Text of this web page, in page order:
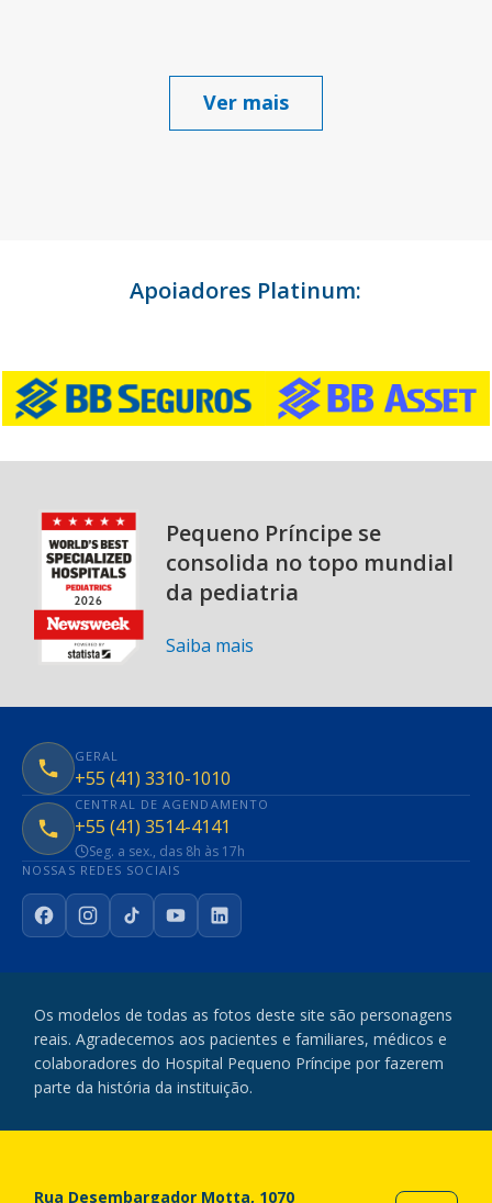
Ver mais
Apoiadores Platinum:
Pequeno Príncipe se
consolida no topo mundial
da pediatria
Saiba mais
GERAL
+55 (41) 3310-1010
CENTRAL DE AGENDAMENTO
+55 (41) 3514-4141
Seg. a sex., das 8h às 17h
NOSSAS REDES SOCIAIS
FacebookInstagram
TikTokYouTubeLinkedIn
Os modelos de todas as fotos deste site são personagens
reais. Agradecemos aos pacientes e familiares, médicos e
colaboradores do Hospital Pequeno Príncipe por fazerem
parte da história da instituição.
Rua Desembargador Motta, 1070